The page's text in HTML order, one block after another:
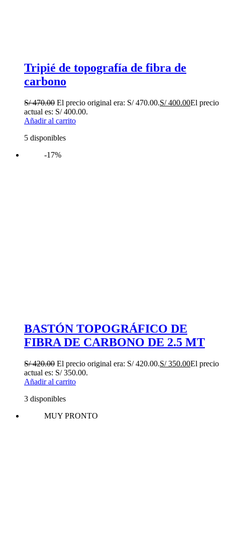
Tripié de topografía de fibra de
carbono
S/470.00 El precio original era: S/ 470.00.S/400.00El precio
actual es: S/ 400.00.
Añadir al carrito
5 disponibles
-17%
BASTÓN TOPOGRÁFICO DE
FIBRA DE CARBONO DE 2.5 MT
S/420.00 El precio original era: S/ 420.00.S/350.00El precio
actual es: S/ 350.00.
Añadir al carrito
3 disponibles
MUY PRONTO